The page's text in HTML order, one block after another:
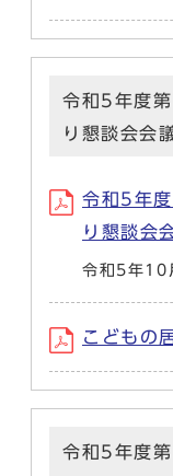
令和5年度
り懇談会会
令和5年
り懇談会
令和5年10
こどもの
令和5年度